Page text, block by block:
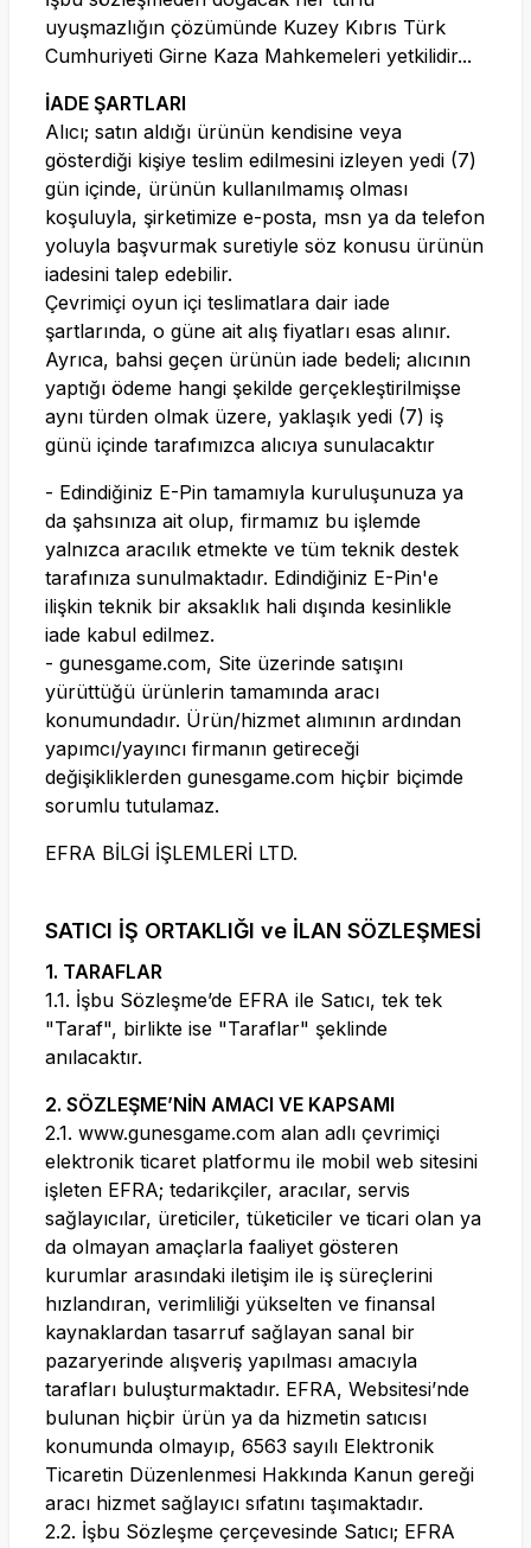
uyuşmazlığın çözümünde Kuzey Kıbrıs Türk
Cumhuriyeti Girne Kaza Mahkemeleri yetkilidir...
İADE ŞARTLARI
Alıcı; satın aldığı ürünün kendisine veya
gösterdiği kişiye teslim edilmesini izleyen yedi (7)
gün içinde, ürünün kullanılmamış olması
koşuluyla, şirketimize e-posta, msn ya da telefon
yoluyla başvurmak suretiyle söz konusu ürünün
iadesini talep edebilir.
Çevrimiçi oyun içi teslimatlara dair iade
şartlarında, o güne ait alış fiyatları esas alınır.
Ayrıca, bahsi geçen ürünün iade bedeli; alıcının
yaptığı ödeme hangi şekilde gerçekleştirilmişse
aynı türden olmak üzere, yaklaşık yedi (7) iş
günü içinde tarafımızca alıcıya sunulacaktır
- Edindiğiniz E-Pin tamamıyla kuruluşunuza ya
da şahsınıza ait olup, firmamız bu işlemde
yalnızca aracılık etmekte ve tüm teknik destek
tarafınıza sunulmaktadır. Edindiğiniz E-Pin'e
ilişkin teknik bir aksaklık hali dışında kesinlikle
iade kabul edilmez.
- gunesgame.com, Site üzerinde satışını
yürüttüğü ürünlerin tamamında aracı
konumundadır. Ürün/hizmet alımının ardından
yapımcı/yayıncı firmanın getireceği
değişikliklerden gunesgame.com hiçbir biçimde
sorumlu tutulamaz.
EFRA BİLGİ İŞLEMLERİ LTD.
SATICI İŞ ORTAKLIĞI ve İLAN SÖZLEŞMESİ
1. TARAFLAR
1.1. İşbu Sözleşme’de EFRA ile Satıcı, tek tek
"Taraf", birlikte ise "Taraflar" şeklinde
anılacaktır.
2. SÖZLEŞME’NİN AMACI VE KAPSAMI
2.1. www.gunesgame.com alan adlı çevrimiçi
elektronik ticaret platformu ile mobil web sitesini
işleten EFRA; tedarikçiler, aracılar, servis
sağlayıcılar, üreticiler, tüketiciler ve ticari olan ya
da olmayan amaçlarla faaliyet gösteren
kurumlar arasındaki iletişim ile iş süreçlerini
hızlandıran, verimliliği yükselten ve finansal
kaynaklardan tasarruf sağlayan sanal bir
pazaryerinde alışveriş yapılması amacıyla
tarafları buluşturmaktadır. EFRA, Websitesi’nde
bulunan hiçbir ürün ya da hizmetin satıcısı
konumunda olmayıp, 6563 sayılı Elektronik
Ticaretin Düzenlenmesi Hakkında Kanun gereği
aracı hizmet sağlayıcı sıfatını taşımaktadır.
2.2. İşbu Sözleşme çerçevesinde Satıcı; EFRA